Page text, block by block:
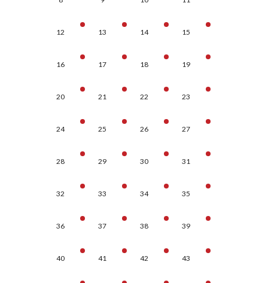
12 13 14 15
16 17 18 19
20 21 22 23
24 25 26 27
28 29 30 31
32 33 34 35
36 37 38 39
40 41 42 43